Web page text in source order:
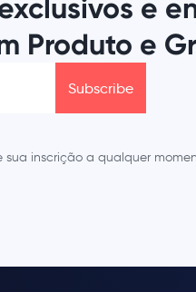
e
Produto e
inscrição a qualquer